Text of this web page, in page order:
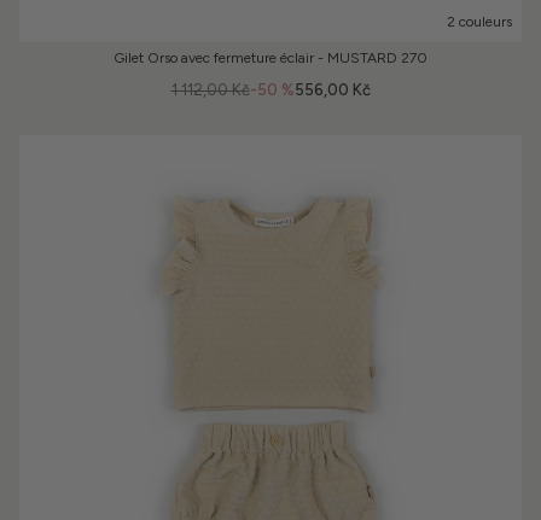
2 couleurs
Gilet Orso avec fermeture éclair - MUSTARD 270
-50 %
1 112,00 Kč 556,00 Kč